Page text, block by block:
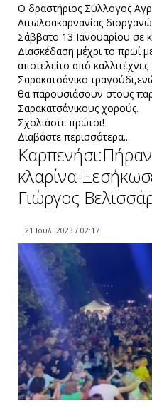
Ο δραστήριος Σύλλογος
Αιτωλοακαρνανίας
Σάββατο 13 Ιανουαρίου σε
Διασκέδαση μέχρι το πρωί
αποτελείτο από
Σαρακατσάνικο
θα παρουσιάσουν στους
Σαρακατσάνικους χορούς.
Σχολιάστε πρώτοι!
Διαβάστε περισσότερα...
κλαρίνα-
Γιώργος
21 Ιουλ. 2023 / 02:17